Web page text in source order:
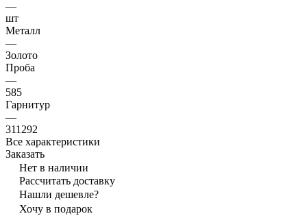
—
шт
Металл
—
Золото
Проба
—
585
Гарнитур
—
311292
Все характеристики
Заказать
Нет в наличии
Рассчитать доставку
Нашли дешевле?
Хочу в подарок